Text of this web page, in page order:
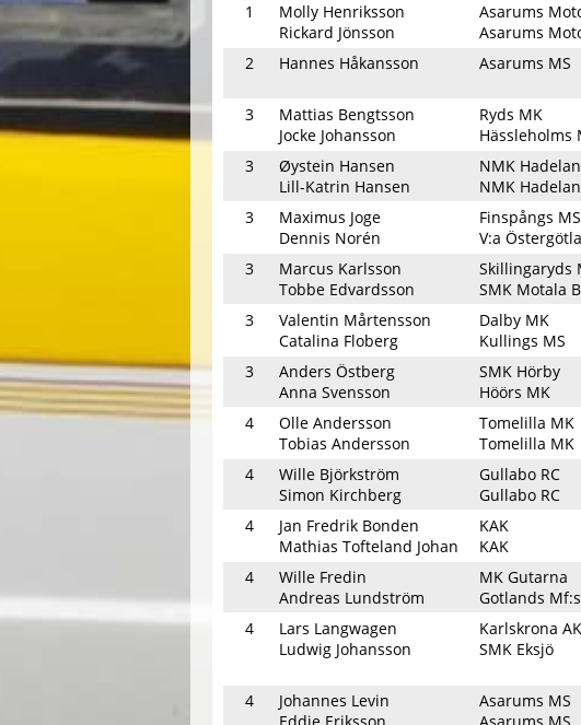
1
Molly Henriksson
Rickard Jönsson
Asarums
Asarums
2 Hannes Håkansson Asarums MS
3
Mattias Bengtsson
Jocke Johansson
Ryds MK
Hässleholms
3
Øystein Hansen
Lill-Katrin Hansen
NMK
NMK
3
Maximus Joge
Dennis Norén
Finspångs MS
V:a
3
Marcus Karlsson
Tobbe Edvardsson
Skillingaryds
SMK Motala
3
Valentin Mårtensson
Catalina Floberg
Dalby MK
Kullings MS
3
Anders Östberg
Anna Svensson
SMK Hörby
Höörs MK
4
Olle Andersson
Tobias Andersson
Tomelilla MK
Tomelilla MK
4
Wille Björkström
Simon Kirchberg
Gullabo RC
Gullabo RC
4
Jan Fredrik Bonden
Mathias Tofteland Johan
KAK
KAK
4
Wille Fredin
Andreas Lundström
MK Gutarna
Gotlands
4
Lars Langwagen
Ludwig Johansson
Karlskrona AK
SMK Eksjö
4
Johannes Levin
Asarums MS